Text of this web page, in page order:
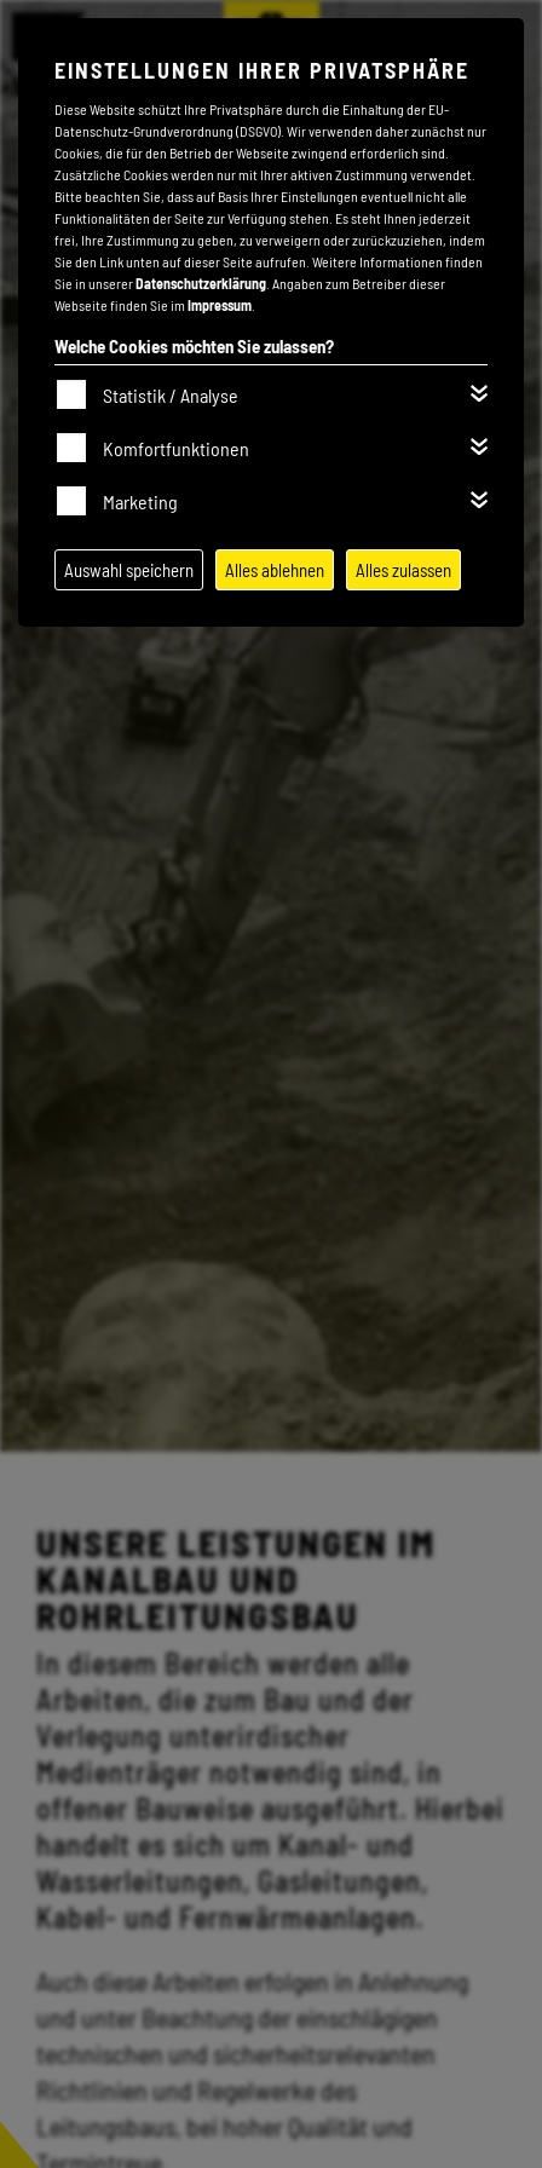
UNSERE LEISTUNGEN IM
KANALBAU UND
ROHRLEITUNGSBAU
In diesem Bereich werden alle
Arbeiten, die zum Bau und der
Verlegung unterirdischer
Medienträger notwendig sind, in
offener Bauweise ausgeführt. Hierbei
handelt es sich um Kanal- und
Wasserleitungen, Gasleitungen,
Kabel- und Fernwärmeanlagen.
Auch diese Arbeiten erfolgen in Anlehnung
und unter Beachtung der einschlägigen
technischen und sicherheitsrelevanten
Richtlinien und Regelwerke des
Leitungsbaus, bei hoher Qualität und
EINSTELLUNGEN IHRER PRIVATSPHÄRE
Diese Website schützt Ihre Privatsphäre durch die Einhaltung der EU-
Datenschutz-Grundverordnung (DSGVO). Wir verwenden daher zunächst nur
Cookies, die für den Betrieb der Webseite zwingend erforderlich sind.
Zusätzliche Cookies werden nur mit Ihrer aktiven Zustimmung verwendet.
Bitte beachten Sie, dass auf Basis Ihrer Einstellungen eventuell nicht alle
Funktionalitäten der Seite zur Verfügung stehen. Es steht Ihnen jederzeit
frei, Ihre Zustimmung zu geben, zu verweigern oder zurückzuziehen, indem
Sie den Link unten auf dieser Seite aufrufen. Weitere Informationen finden
Sie in unsererDatenschutzerklärung . Angaben zum Betreiber dieser
Webseite finden Sie im Impressum
Welche Cookies möchten Sie zulassen?
Statistik / Analyse
Komfortfunktionen
Marketing
Auswahl speichern Alles ablehnen Alles zulassen